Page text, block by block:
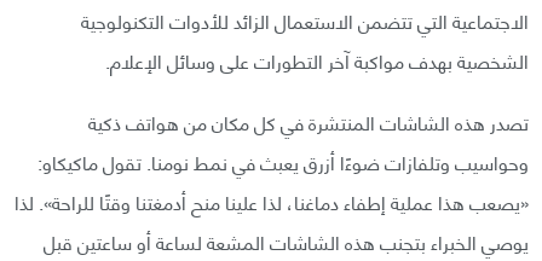
الاجتماعية التي تتضمن الاستعمال الزائد للأدوات التكنولوجية
الشخصية بهدف مواكبة آخر التطورات على وسائل الإعلام.
تصدر هذه الشاشات المنتشرة في كل مكان من هواتف ذكية
وحواسيب وتلفازات ضوءًا أزرق يعبث في نمط نومنا. تقول ماكيكاو:
«يصعب هذا عملية إطفاء دماغنا، لذا علينا منح أدمغتنا وقتًا للراحة». لذا
يوصي الخبراء بتجنب هذه الشاشات المشعة لساعة أو ساعتين قبل